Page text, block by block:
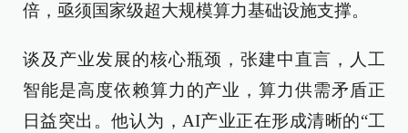
倍，亟须国家级超大规模算力基础设施支撑。
谈及产业发展的核心瓶颈，张建中直言，人工
智能是高度依赖算力的产业，算力供需矛盾正
日益突出。他认为，AI产业正在形成清晰的“工